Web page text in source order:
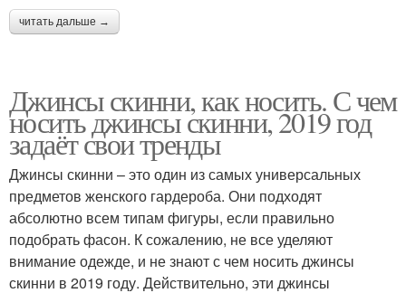
читать дальше →
Джинсы скинни, как носить. С чем
носить джинсы скинни, 2019 год
задаёт свои тренды
Джинсы скинни – это один из самых универсальных
предметов женского гардероба. Они подходят
абсолютно всем типам фигуры, если правильно
подобрать фасон. К сожалению, не все уделяют
внимание одежде, и не знают с чем носить джинсы
скинни в 2019 году. Действительно, эти джинсы